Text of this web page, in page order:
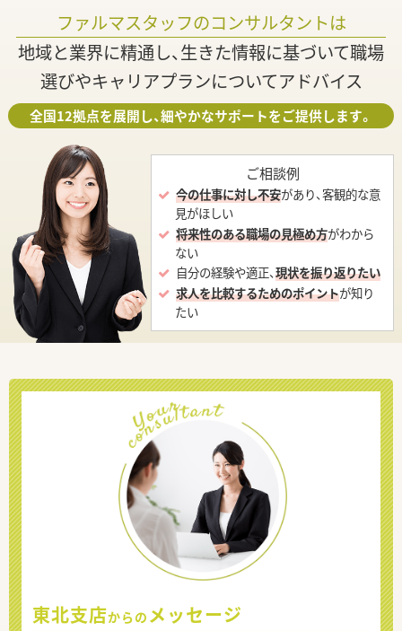
ファルマスタッフのコンサルタントは
地域と業界に精通し、生きた情報に基づいて職場
選びやキャリアプランについてアドバイス
全国12拠点を展開し、細やかなサポートをご提供します。
ご相談例
今の仕事に対し不安があり、客観的な意
見がほしい
将来性のある職場の見極め方がわから
ない
自分の経験や適正、現状を振り返りたい
求人を比較するためのポイントが知り
たい
東北支店からの メッセージ